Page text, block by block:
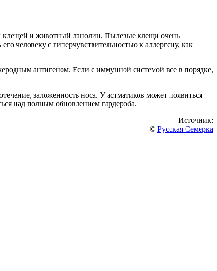
клещей и животный ланолин. Пылевые клещи очень
человеку с гиперчувствительностью к аллергену, как
антигеном. Если с иммунной системой все в порядке,
заложенность носа. У астматиков может появиться
над полным обновлением гардероба.
Источник:
© Русская Семерка